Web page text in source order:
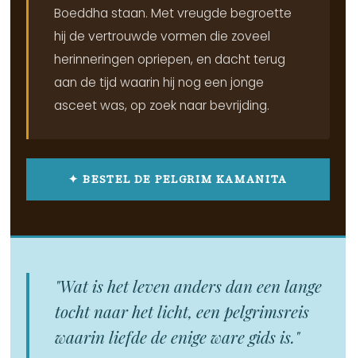
Boeddha staan. Met vreugde begroette
hij de vertrouwde vormen die zoveel
herinneringen opriepen, en dacht terug
aan de tijd waarin hij nog een jonge
asceet was, op zoek naar bevrijding.
✦ BESTEL DE PELGRIM KAMANITA
"Wat is het leven anders dan een lange
tocht naar het licht, een pelgrimsreis
waarin liefde de enige ware gids is."